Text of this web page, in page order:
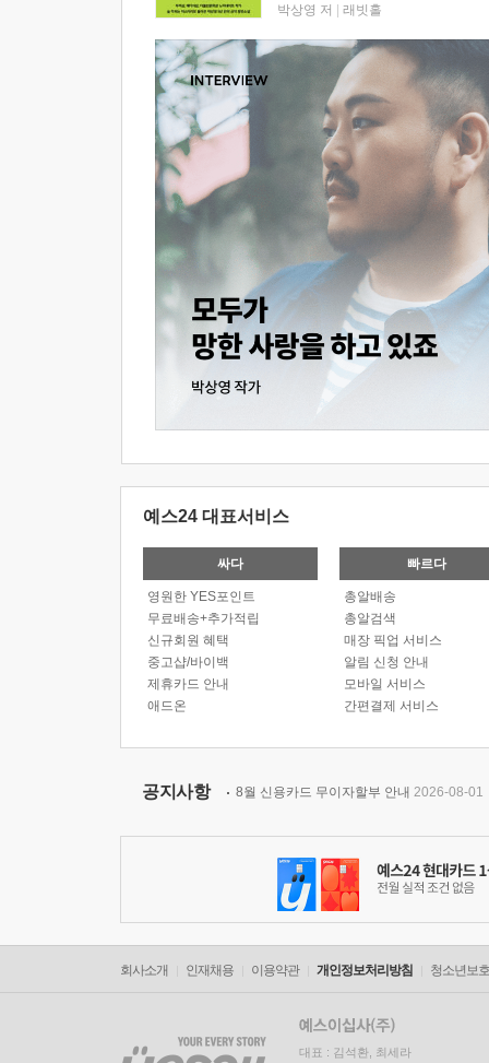
박상영 저 래빗홀
예스24 대표서비스
싸다
영원한 YES포인트
무료배송+추가적립
신규회원 혜택
중고샵/바이백
제휴카드 안내
애드온
빠르다
총알배송
총알검색
매장 픽업 서비스
알림 신청 안내
모바일 서비스
간편결제 서비스
공지사항 8월 신용카드 무이자할부 안내 2026-08-01
회사소개 인재채용 이용약관 개인정보처리방침 청소년보
대표 : 김석환, 최세라